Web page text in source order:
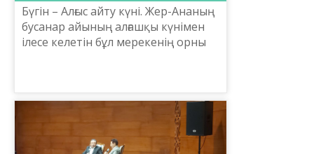
Бүгін – Алғыс айту күні. Жер-Ананың
бусанар айының алғашқы күнімен
ілесе келетін бұл мерекенің орны